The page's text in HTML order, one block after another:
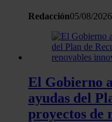
Redacción05/08/2026
El Gobierno
ayudas del
proyectos de